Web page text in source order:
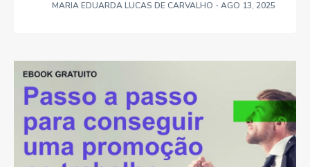
MARIA EDUARDA LUCAS DE CARVALHO - AGO 13, 2025